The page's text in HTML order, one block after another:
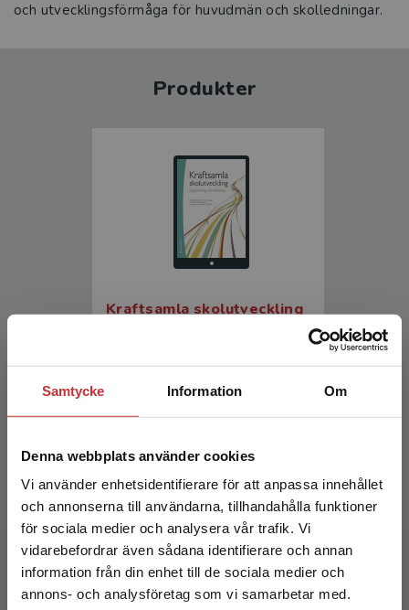
Samtycke Information Om
Denna webbplats använder cookies
Vi använder enhetsidentifierare för att anpassa innehållet
och annonserna till användarna, tillhandahålla funktioner
för sociala medier och analysera vår trafik. Vi
vidarebefordrar även sådana identifierare och annan
information från din enhet till de sociala medier och
annons- och analysföretag som vi samarbetar med.
Begränsad fraktregion
och utvecklingsförmåga för huvudmän och skolledningar.
Produkter
Kraftsamla skolutveckling
inkl. moms
Exkl. moms: 186 kr
Kraftsamla skolutveckling